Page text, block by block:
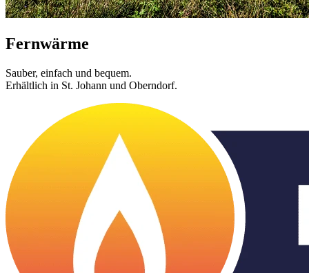
Fernwärme
Sauber, einfach und bequem.
Erhältlich in St. Johann und Oberndorf.